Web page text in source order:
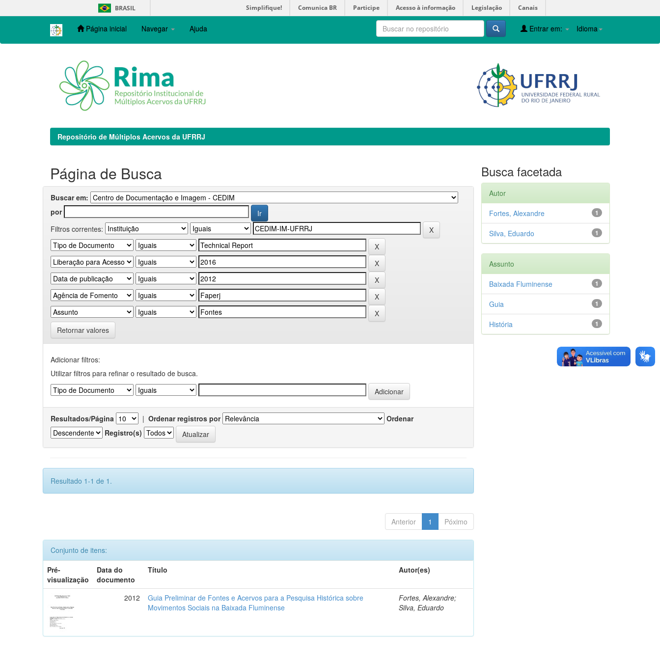
navigation
BRASIL Simplifique! Comunica BR Participe Acesso à informação Legislação Canais
Página inicial Navegar Ajuda Idioma
Entrar em:
Repositório de Múltiplos Acervos da UFRRJ
Página de Busca
Buscar em:
por
Filtros correntes:
Retornar valores
Adicionar filtros:
Utilizar filtros para refinar o resultado de busca.
Resultados/Página | Ordenar registros por
Ordenar
Registro(s)
Resultado 1-1 de 1.
Anterior 1 Póximo
Conjunto de itens:
Pré-
visualização
Data do
documento
Título Autor(es)
2012
Guia Preliminar de Fontes e Acervos para a Pesquisa Histórica sobre
Movimentos Sociais na Baixada Fluminense
Fortes, Alexandre;
Silva, Eduardo
Busca facetada
Autor
1
Fortes, Alexandre
1
Silva, Eduardo
Assunto
1
Baixada Fluminense
1
Guia
1
História